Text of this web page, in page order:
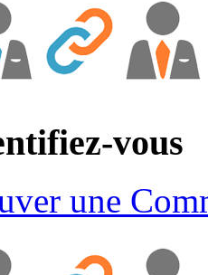
vous
une